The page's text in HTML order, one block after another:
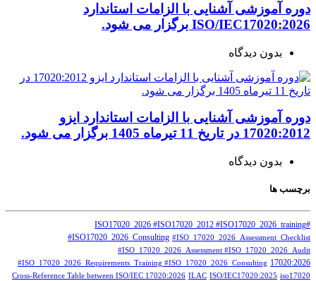
دوره آموزشی آشنایی با الزامات استاندارد
ISO/IEC17020:2026 برگزار می شود.
بدون دیدگاه
دوره آموزشی آشنایی با الزامات استاندارد ایزو
17020:2012 در تاریخ 11 تیرماه 1405 برگزار می شود.
بدون دیدگاه
برچسب ها
#ISO17020_2026 #ISO17020_2012 #ISO17020_2026_training
#ISO17020_2026_Consulting #ISO_17020_2026_Assessment_Checklist
#ISO_17020_2026_Assessment #ISO_17020_2026_Audit
#ISO_17020_2026_Requirements_Training #ISO_17020_2026_Consulting 17020:2026
Cross‑Reference Table between ISO/IEC 17020:2026 ILAC ISO/IEC17020:2025 iso17020